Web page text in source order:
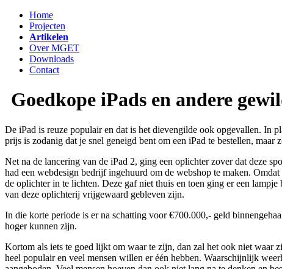
Home
Projecten
Artikelen
Over MGET
Downloads
Contact
Goedkope iPads en andere
De iPad is reuze populair en dat is het dievengilde ook opgevallen. In
prijs is zodanig dat je snel geneigd bent om een iPad te bestellen,
Net na de lancering van de iPad 2, ging een oplichter zover dat deze
had een webdesign bedrijf ingehuurd om de webshop te maken.
de oplichter in te lichten. Deze gaf niet thuis en toen ging er een
van deze oplichterij vrijgewaard gebleven zijn.
In die korte periode is er na schatting voor €700.000,- geld
hoger kunnen zijn.
Kortom als iets te goed lijkt om waar te zijn, dan zal het ook niet waar
heel populair en veel mensen willen er één hebben. Waarschijnlijk